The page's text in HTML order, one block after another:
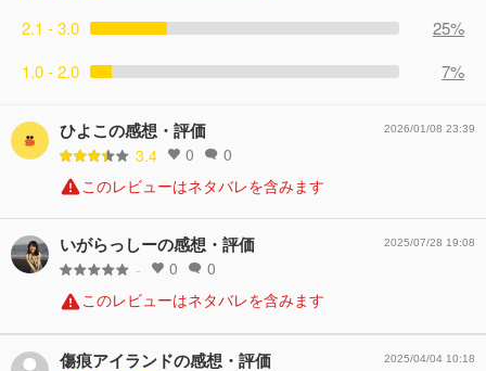
2.1 - 3.0
25%
1.0 - 2.0
7%
ひよこの感想・評価
3.4 0 0
2026/01/08 23:39
このレビューはネタバレを含みます
いがらっしーの感想・評価
- 0 0
2025/07/28 19:08
このレビューはネタバレを含みます
傷痕アイランドの感想・評価 2025/04/04 10:18